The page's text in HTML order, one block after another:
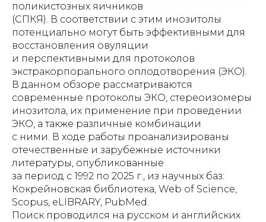
поликистозных яичников
(СПКЯ). В соответствии с этим инозитолы
потенциально могут быть эффективными для
восстановления овуляции
и перспективными для протоколов
экстракорпорального оплодотворения (ЭКО).
В данном обзоре рассматриваются
современные протоколы ЭКО, стереоизомеры
инозитола, их применение при проведении
ЭКО, а также различные комбинации
с ними. В ходе работы проанализированы
отечественные и зарубежные источники
литературы, опубликованные
за период с 1992 по 2025 г., из научных баз:
Кокрейновская библиотека, Web of Science,
Scopus, eLIBRARY, PubMed.
Поиск проводился на русском и английских